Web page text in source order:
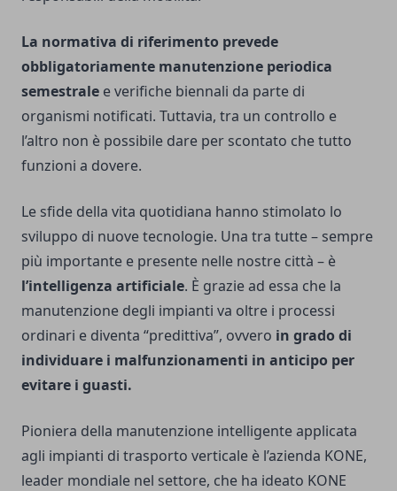
La normativa di riferimento prevede
obbligatoriamente manutenzione periodica
semestrale e verifiche biennali da parte di
organismi notificati. Tuttavia, tra un controllo e
l’altro non è possibile dare per scontato che tutto
funzioni a dovere.
Le sfide della vita quotidiana hanno stimolato lo
sviluppo di nuove tecnologie. Una tra tutte – sempre
più importante e presente nelle nostre città – è
l’intelligenza artificiale. È grazie ad essa che la
manutenzione degli impianti va oltre i processi
ordinari e diventa “predittiva”, ovvero in grado di
individuare i malfunzionamenti in anticipo per
evitare i guasti.
Pioniera della manutenzione intelligente applicata
agli impianti di trasporto verticale è l’azienda KONE,
leader mondiale nel settore, che ha ideato KONE